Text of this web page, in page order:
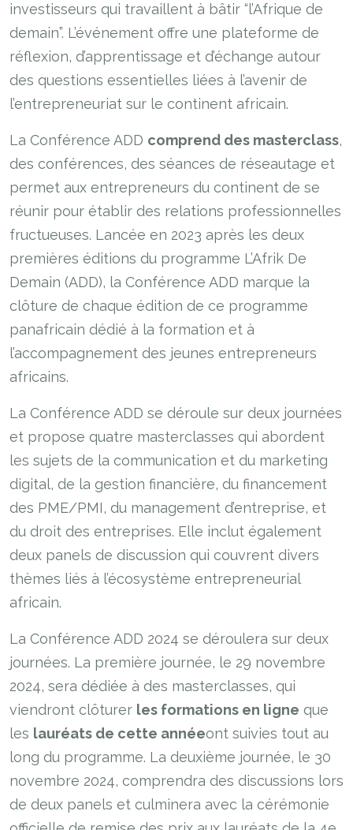
investisseurs qui travaillent à bâtir “l’Afrique de
demain”. L’événement offre une plateforme de
réflexion, d’apprentissage et d’échange autour
des questions essentielles liées à l’avenir de
l’entrepreneuriat sur le continent africain.
La Conférence ADD comprend des masterclass,
des conférences, des séances de réseautage et
permet aux entrepreneurs du continent de se
réunir pour établir des relations professionnelles
fructueuses. Lancée en 2023 après les deux
premières éditions du programme L’Afrik De
Demain (ADD), la Conférence ADD marque la
clôture de chaque édition de ce programme
panafricain dédié à la formation et à
l’accompagnement des jeunes entrepreneurs
africains.
La Conférence ADD se déroule sur deux journées
et propose quatre masterclasses qui abordent
les sujets de la communication et du marketing
digital, de la gestion financière, du financement
des PME/PMI, du management d’entreprise, et
du droit des entreprises. Elle inclut également
deux panels de discussion qui couvrent divers
thèmes liés à l’écosystème entrepreneurial
africain.
La Conférence ADD 2024 se déroulera sur deux
journées. La première journée, le 29 novembre
2024, sera dédiée à des masterclasses, qui
viendront clôturer les formations en ligne que
les lauréats de cette annéeont suivies tout au
long du programme. La deuxième journée, le 30
novembre 2024, comprendra des discussions lors
de deux panels et culminera avec la cérémonie